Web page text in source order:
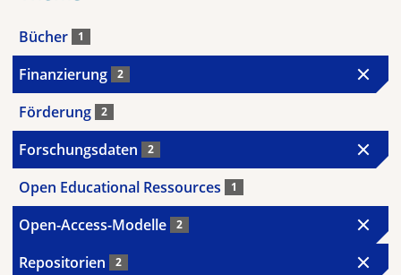
Bücher 1
Finanzierung 2
Förderung 2
Forschungsdaten 2
Open Educational Ressources 1
Open-Access-Modelle 2
Repositorien 2